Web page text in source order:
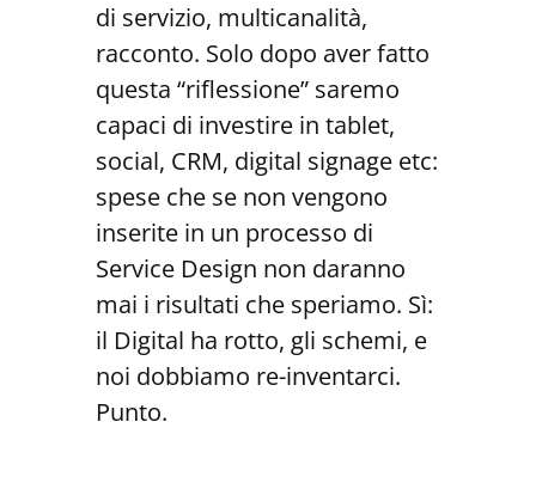
di servizio, multicanalità,
racconto. Solo dopo aver fatto
questa “riflessione” saremo
capaci di investire in tablet,
social, CRM, digital signage etc:
spese che se non vengono
inserite in un processo di
Service Design non daranno
mai i risultati che speriamo. Sì:
il Digital ha rotto, gli schemi, e
noi dobbiamo re-inventarci.
Punto.